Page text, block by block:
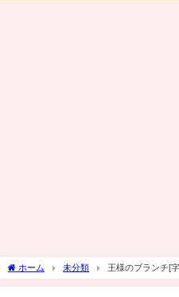
ホーム 未分類
王様のブランチ[
直撃！…の番組内容解析まとめ